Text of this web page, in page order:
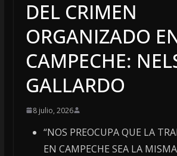
DEL CRIMEN
ORGANIZADO
CAMPECHE:
GALLARDO
8 julio, 2026
“NOS PREOCUPA QUE LA
EN CAMPECHE SEA LA